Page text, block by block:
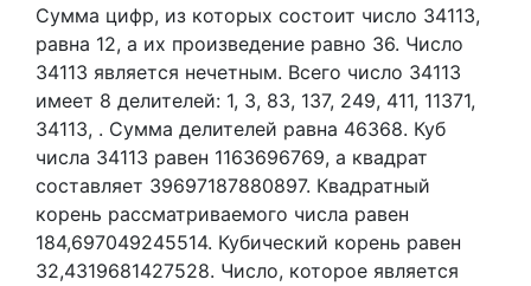
Сумма цифр, из которых состоит число 34113,
равна 12, а их произведение равно 36. Число
34113 является нечетным. Всего число 34113
имеет 8 делителей: 1, 3, 83, 137, 249, 411, 11371,
34113, . Сумма делителей равна 46368. Куб
числа 34113 равен 1163696769, а квадрат
составляет 39697187880897. Квадратный
корень рассматриваемого числа равен
184,697049245514. Кубический корень равен
32,4319681427528. Число, которое является